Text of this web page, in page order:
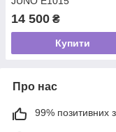
14 500 ₴
Купити
Про нас
99% позитивних з